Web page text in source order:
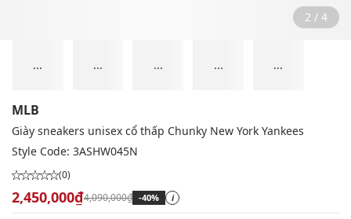
2 / 4
... ... ... ... ...
MLB
Giày sneakers unisex cổ thấp Chunky New York Yankees
Style Code: 3ASHW045N
(0)
2,450,000₫4,090,000₫ -40% i